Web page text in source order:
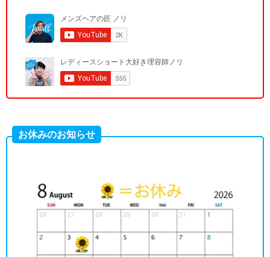
お休みのお知らせ